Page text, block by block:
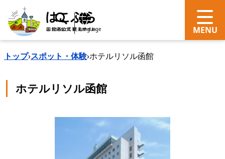
search Language
トップ›スポット・体験›ホテルリソル函館
ホテルリソル函館